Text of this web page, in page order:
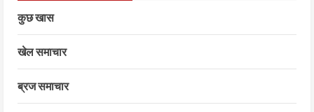
कुछ खास
खेल समाचार
ब्रज समाचार